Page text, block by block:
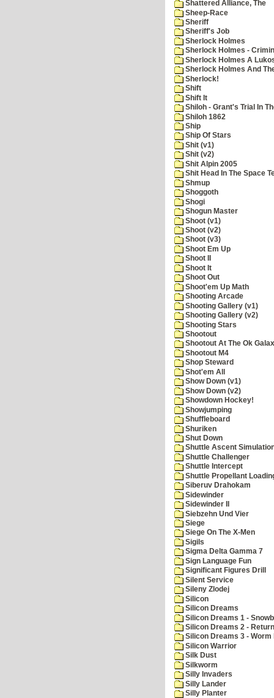
Shattered Alliance, The
Sheep-Race
Sheriff
Sheriff's Job
Sherlock Holmes
Sherlock Holmes -
Sherlock Holmes A
Sherlock Holmes And
Sherlock!
Shift
Shift It
Shiloh - Grant's Trial In
Shiloh 1862
Ship
Ship Of Stars
Shit (v1)
Shit (v2)
Shit Alpin 2005
Shit Head In The Space
Shmup
Shoggoth
Shogi
Shogun Master
Shoot (v1)
Shoot (v2)
Shoot (v3)
Shoot Em Up
Shoot II
Shoot It
Shoot Out
Shoot'em Up Math
Shooting Arcade
Shooting Gallery (v1)
Shooting Gallery (v2)
Shooting Stars
Shootout
Shootout At The Ok
Shootout M4
Shop Steward
Shot'em All
Show Down (v1)
Show Down (v2)
Showdown Hockey!
Showjumping
Shuffleboard
Shuriken
Shut Down
Shuttle Ascent
Shuttle Challenger
Shuttle Intercept
Shuttle Propellant
Siberuv Drahokam
Sidewinder
Sidewinder II
Siebzehn Und Vier
Siege
Siege On The X-Men
Sigils
Sigma Delta Gamma 7
Sign Language Fun
Significant Figures Drill
Silent Service
Sileny Zlodej
Silicon
Silicon Dreams
Silicon Dreams 1 -
Silicon Dreams 2 -
Silicon Dreams 3 - Worm
Silicon Warrior
Silk Dust
Silkworm
Silly Invaders
Silly Lander
Silly Planter